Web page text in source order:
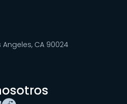
Angeles, CA 90024